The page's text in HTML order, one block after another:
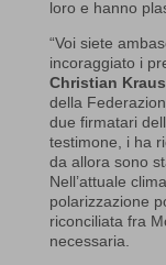
loro e hanno
“Voi siete
incoraggiato i
Christian
della
due firmatari
testimone, i ha
da allora sono
Nell’attuale
polarizzazione
riconciliata fra
necessaria.